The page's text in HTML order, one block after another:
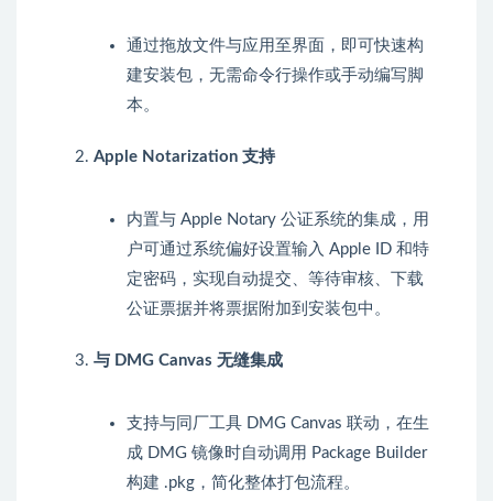
通过拖放文件与应用至界面，即可快速构
建安装包，无需命令行操作或手动编写脚
本。
Apple Notarization 支持
内置与 Apple Notary 公证系统的集成，用
户可通过系统偏好设置输入 Apple ID 和特
定密码，实现自动提交、等待审核、下载
公证票据并将票据附加到安装包中。
与 DMG Canvas 无缝集成
支持与同厂工具 DMG Canvas 联动，在生
成 DMG 镜像时自动调用 Package Builder
构建 .pkg ，简化整体打包流程。